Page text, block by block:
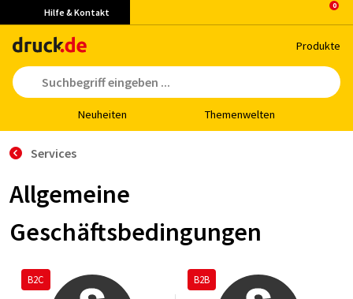
Hilfe & Kontakt
Pro­duk­te
Neu­hei­ten The­men­wel­ten
Services
Allgemeine
Geschäftsbedingungen
B2C B2B